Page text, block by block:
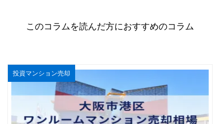
このコラムを読んだ方におすすめのコラム
投資マンション売却